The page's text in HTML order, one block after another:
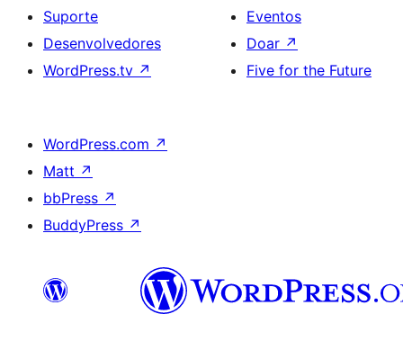
Suporte
Desenvolvedores
WordPress.tv ↗
Eventos
Doar ↗
Five for the Future
WordPress.com ↗
Matt ↗
bbPress ↗
BuddyPress ↗